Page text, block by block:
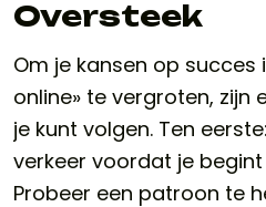
Oversteek
Om je kansen op succes
online» te vergroten, zijn
je kunt volgen. Ten
verkeer voordat je
Probeer een patroon te